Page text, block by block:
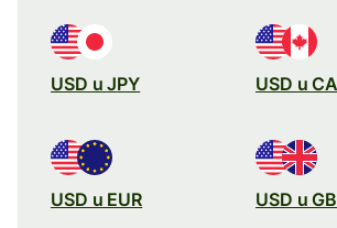
USD u JPY USD u
USD u EUR USD u